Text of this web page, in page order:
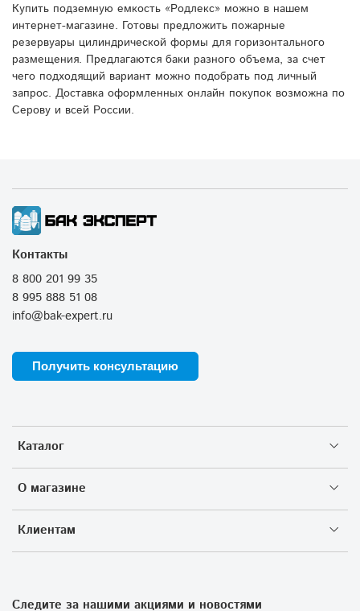
Купить подземную емкость «Родлекс» можно в нашем
интернет-магазине. Готовы предложить пожарные
резервуары цилиндрической формы для горизонтального
размещения. Предлагаются баки разного объема, за счет
чего подходящий вариант можно подобрать под личный
запрос. Доставка оформленных онлайн покупок возможна по
Серову и всей России.
Каталог
О магазине
Клиентам
Контакты
8 800 201 99 35
8 995 888 51 08
info@bak-expert.ru
Получить консультацию
Следите за нашими акциями и новостями